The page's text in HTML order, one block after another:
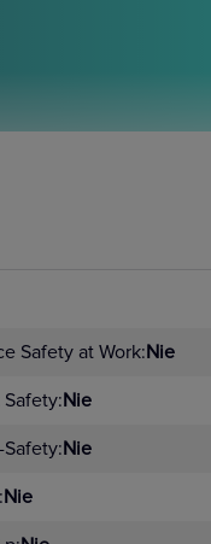
Safety at Work:Nie
Nie
Safety:Nie
Nie